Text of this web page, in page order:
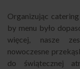
Organizując
by menu było
więcej, nasze
nowoczesne
do świątecznej